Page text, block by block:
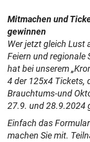
Mitmachen und
gewinnen
Wer jetzt gleich Lust
Feiern und regionale
hat bei unserem
4 der 125x4 Tickets,
Brauchtums-und
27.9. und 28.9.2024
Einfach das
machen Sie mit.